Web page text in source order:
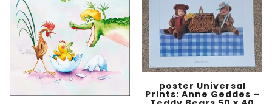
poster Universal
Prints: Anne Geddes –